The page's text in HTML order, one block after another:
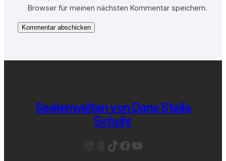
Browser für meinen nächsten Kommentar speichern.
Seelenwelten von Dana Stella
Schuhr
Instagram
Threads
TikTok
Facebook
YouTube